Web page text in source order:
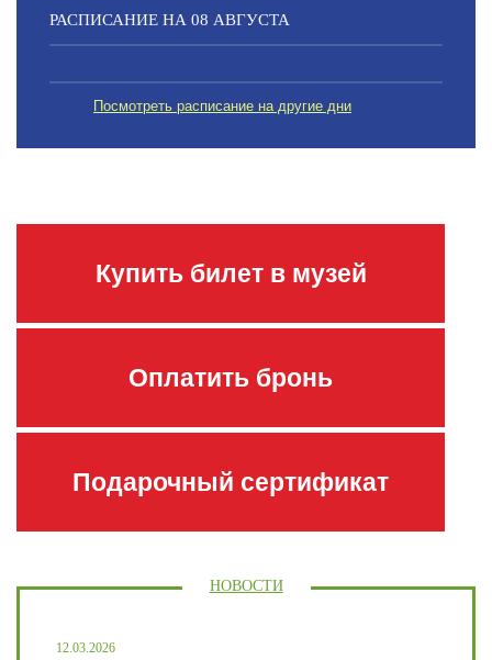
РАСПИСАНИЕ НА 08 АВГУСТА
Посмотреть расписание на другие дни
Купить билет в музей
Оплатить бронь
Подарочный сертификат
НОВОСТИ
12.03.2026